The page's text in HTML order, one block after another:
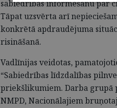
sabiedrības informēšanu par
Tāpat uzsvērta arī
konkrētā apdraudējuma
risināšanā.
Vadlīnijas veidotas,
“Sabiedrības līdzdalības
priekšlikumiem. Darba grupā
NMPD, Nacionālajiem